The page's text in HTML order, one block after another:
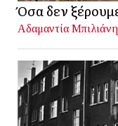
Όσα δεν
Αδαμαντία Μπιλιάνη